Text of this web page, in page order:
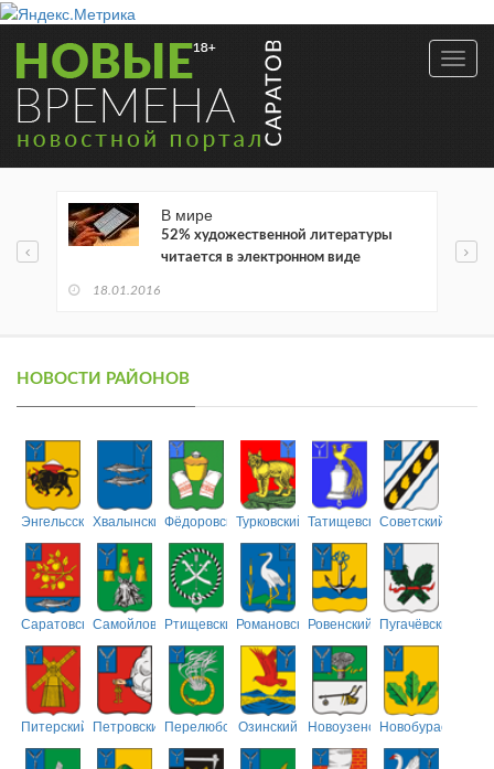
В мире
52% художественной литературы
читается в электронном виде
18.01.2016
НОВОСТИ РАЙОНОВ
ЭнгельсскийХвалынскийФёдоровскийТурковский ТатищевскийСоветский
СаратовскийСамойловскийРтищевскийРомановскийРовенский Пугачёвский
Питерский ПетровскийПерелюбскийОзинский НовоузенскийНовобурасский